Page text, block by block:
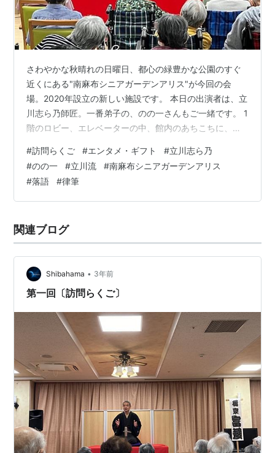
さわやかな秋晴れの日曜日、都心の緑豊かな公園のすぐ
近くにある"南麻布シニアガーデンアリス"が今回の会
場。2020年設立の新しい施設です。 本日の出演者は、立
川志ら乃師匠。一番弟子の、のの一さんもご一緒です。 1
階のロビー、エレベーターの中、館内のあちこちに、師
期にオープンしたため、皆が集るようなイベントはまだ
一度もないとのこと。以前は、演芸場に足を運んだり、
観劇を楽しんでいた利用者の方も多く、今日この日を心
待ちにしていたそうです。 ご担当者と段取りを確認して
ら乃師匠が、ご登場します。こんな感じ…
#訪問らくご #エンタメ・ギフト #立川志ら乃
#のの一 #立川流 #南麻布シニアガーデンアリス
#落語 #律筆
関連ブログ
Shibahama • 3年前
第一回〔訪問らくご〕